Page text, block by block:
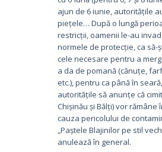
ajun de 6 iunie, autoritățile
piețele… După o lungă
restricții, oamenii le-au
normele de protecție, ca să-
cele necesare pentru a
a da de pomană (cănuțe,
etc.), pentru ca până în
autoritățile să anunțe că
Chișinău și Bălți) vor rămâne
cauza pericolului de
„Paștele Blajinilor pe stil
anulează în general.